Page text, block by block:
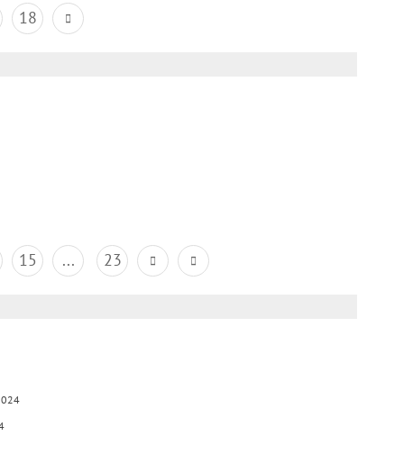
18
15 ... 23